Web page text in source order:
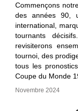
Commençons
des années 90,
international,
tournants
revisiterons
tournoi, des
tous les
Coupe du Monde
Novembre 2024